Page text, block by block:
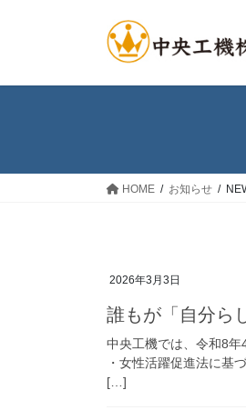
HOME お知らせ
2026年3月3日
誰もが「自分ら
中央工機では、令和8年
・女性活躍促進法に基
[…]